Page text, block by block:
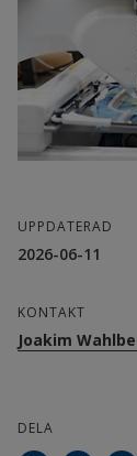
UPPDATERAD
2026-06-11
KONTAKT
Joakim
DELA